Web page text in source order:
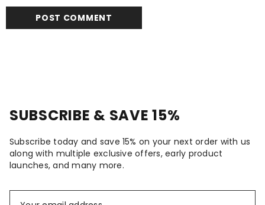
SUBSCRIBE & SAVE 15%
Subscribe today and save 15% on your next order with us
along with multiple exclusive offers, early product
launches, and many more.